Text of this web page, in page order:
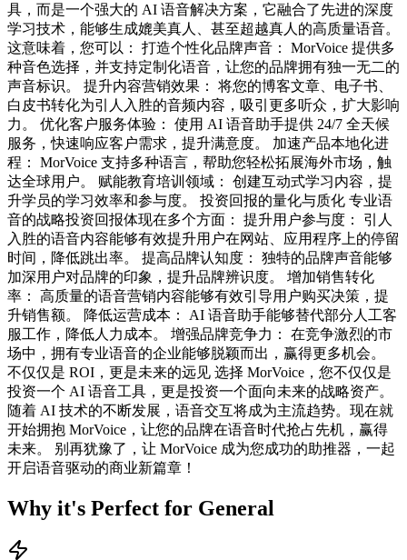
具，而是一个强大的 AI 语音解决方案，它融合了先进的深度
学习技术，能够生成媲美真人、甚至超越真人的高质量语音。
这意味着，您可以： 打造个性化品牌声音： MorVoice 提供多
种音色选择，并支持定制化语音，让您的品牌拥有独一无二的
声音标识。 提升内容营销效果： 将您的博客文章、电子书、
白皮书转化为引人入胜的音频内容，吸引更多听众，扩大影响
力。 优化客户服务体验： 使用 AI 语音助手提供 24/7 全天候
服务，快速响应客户需求，提升满意度。 加速产品本地化进
程： MorVoice 支持多种语言，帮助您轻松拓展海外市场，触
达全球用户。 赋能教育培训领域： 创建互动式学习内容，提
升学员的学习效率和参与度。 投资回报的量化与质化 专业语
音的战略投资回报体现在多个方面： 提升用户参与度： 引人
入胜的语音内容能够有效提升用户在网站、应用程序上的停留
时间，降低跳出率。 提高品牌认知度： 独特的品牌声音能够
加深用户对品牌的印象，提升品牌辨识度。 增加销售转化
率： 高质量的语音营销内容能够有效引导用户购买决策，提
升销售额。 降低运营成本： AI 语音助手能够替代部分人工客
服工作，降低人力成本。 增强品牌竞争力： 在竞争激烈的市
场中，拥有专业语音的企业能够脱颖而出，赢得更多机会。
不仅仅是 ROI，更是未来的远见 选择 MorVoice，您不仅仅是
投资一个 AI 语音工具，更是投资一个面向未来的战略资产。
随着 AI 技术的不断发展，语音交互将成为主流趋势。现在就
开始拥抱 MorVoice，让您的品牌在语音时代抢占先机，赢得
未来。 别再犹豫了，让 MorVoice 成为您成功的助推器，一起
开启语音驱动的商业新篇章！
Why it's Perfect for General